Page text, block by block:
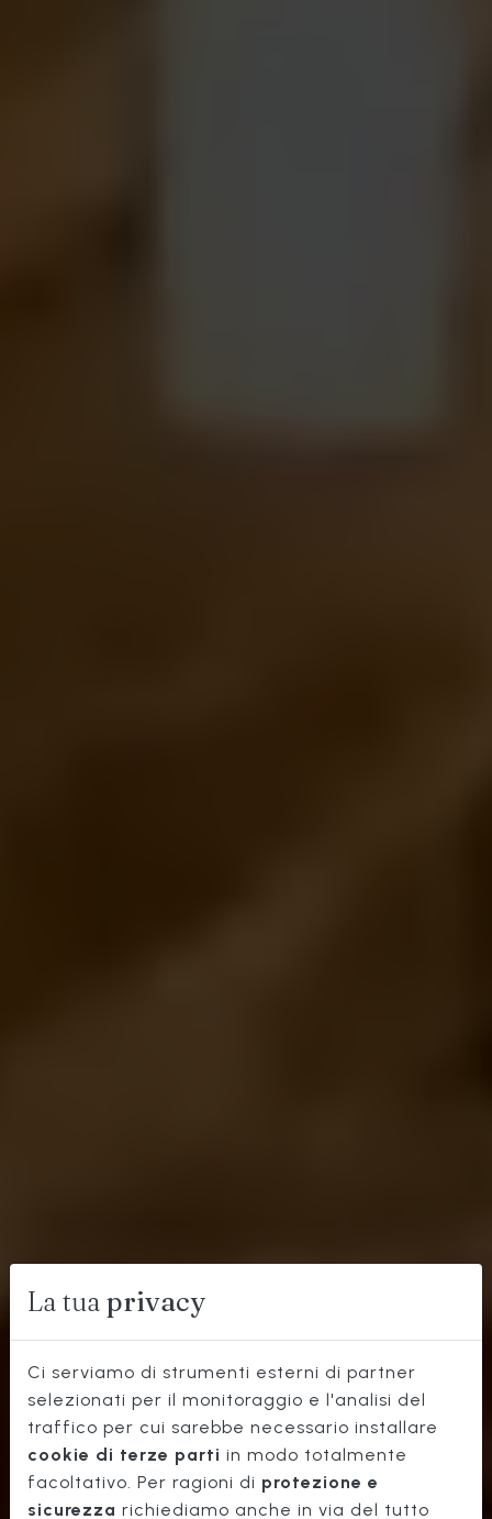
MIGLIOR
OSTERIA
La tua privacy
Ci serviamo di strumenti esterni di partner
selezionati per il monitoraggio e l'analisi del
traffico per cui sarebbe necessario installare
cookie di terze parti in modo totalmente
facoltativo. Per ragioni di protezione e
sicurezza richiediamo anche in via del tutto